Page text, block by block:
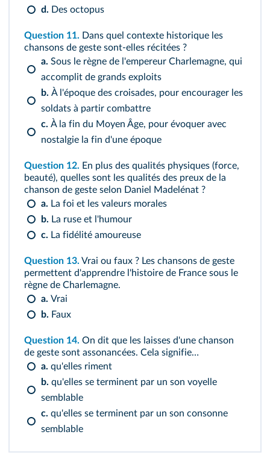
d. Des octopus
Question 11. Dans quel contexte historique les
chansons de geste sont‑elles récitées ?
a. Sous le règne de l'empereur Charlemagne, qui
accomplit de grands exploits
b. À l'époque des croisades, pour encourager les
soldats à partir combattre
c. À la fin du Moyen Âge, pour évoquer avec
nostalgie la fin d'une époque
Question 12. En plus des qualités physiques (force,
beauté), quelles sont les qualités des preux de la
chanson de geste selon Daniel Madelénat ?
a. La foi et les valeurs morales
b. La ruse et l'humour
c. La fidélité amoureuse
Question 13. Vrai ou faux ? Les chansons de geste
permettent d'apprendre l'histoire de France sous le
règne de Charlemagne.
a. Vrai
b. Faux
Question 14. On dit que les laisses d'une chanson
de geste sont assonancées. Cela signifie…
a. qu'elles riment
b. qu'elles se terminent par un son voyelle
semblable
c. qu'elles se terminent par un son consonne
semblable